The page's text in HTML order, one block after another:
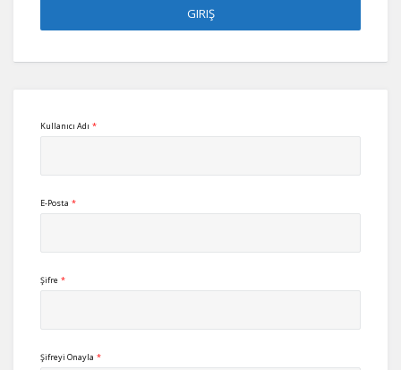
Kullanıcı Adı *
E-Posta *
Şifre *
Şifreyi Onayla *